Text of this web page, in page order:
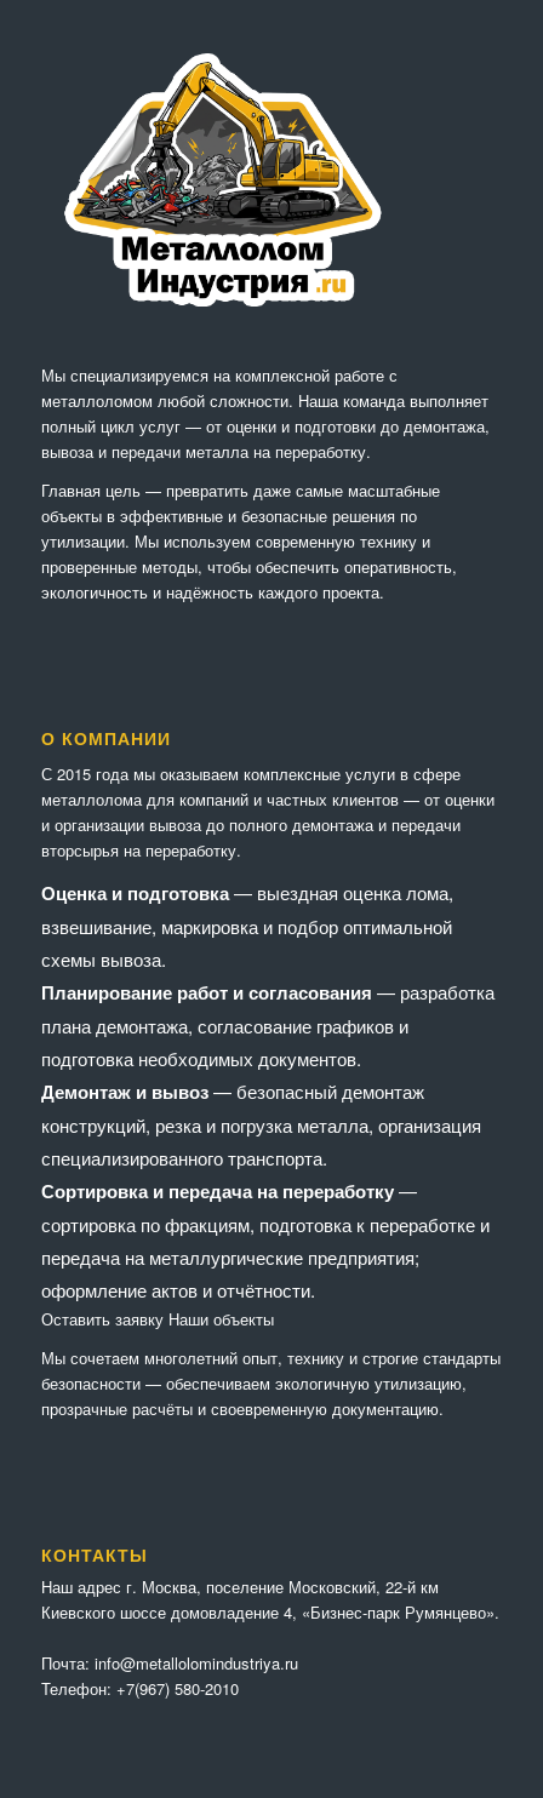
Мы специализируемся на комплексной работе с
металлоломом любой сложности. Наша команда выполняет
полный цикл услуг — от оценки и подготовки до демонтажа,
вывоза и передачи металла на переработку.
Главная цель — превратить даже самые масштабные
объекты в эффективные и безопасные решения по
утилизации. Мы используем современную технику и
проверенные методы, чтобы обеспечить оперативность,
экологичность и надёжность каждого проекта.
О КОМПАНИИ
С 2015 года мы оказываем комплексные услуги в сфере
металлолома для компаний и частных клиентов — от оценки
и организации вывоза до полного демонтажа и передачи
вторсырья на переработку.
Оценка и подготовка— выездная оценка лома,
взвешивание, маркировка и подбор оптимальной
схемы вывоза.
Планирование работ и согласования — разработка
плана демонтажа, согласование графиков и
подготовка необходимых документов.
Демонтаж и вывоз— безопасный демонтаж
конструкций, резка и погрузка металла, организация
специализированного транспорта.
Сортировка и передача на переработку—
сортировка по фракциям, подготовка к переработке и
передача на металлургические предприятия;
оформление актов и отчётности.
Оставить заявку Наши объекты
Мы сочетaем многолетний опыт, технику и строгие стандарты
безопасности — обеспечиваем экологичную утилизацию,
прозрачные расчёты и своевременную документацию.
КОНТАКТЫ
Наш адрес г. Москва, поселение Московский, 22-й км
Киевского шоссе домовладение 4, «Бизнес-парк Румянцево».
Почта: info@metallolomindustriya.ru
Телефон: +7(967) 580-2010